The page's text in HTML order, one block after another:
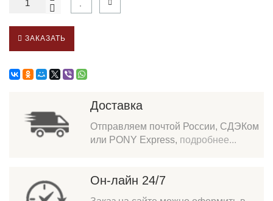
ЗАКАЗАТЬ
Доставка
Отправляем почтой России, СДЭКом
или PONY Express, подробнее...
Он-лайн 24/7